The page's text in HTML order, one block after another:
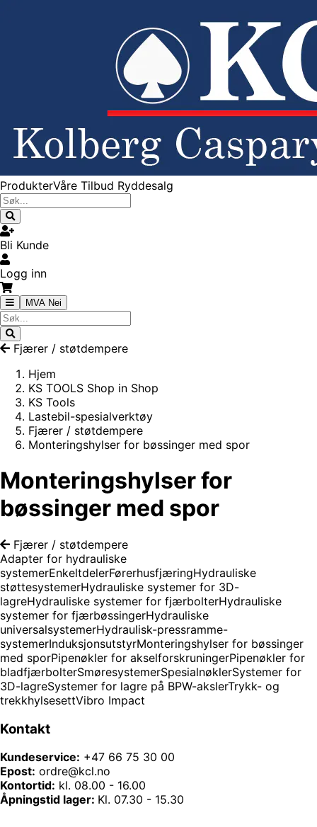
ProdukterVåre Tilbud Ryddesalg
Bli Kunde
Logg inn
MVA Nei
Fjærer / støtdempere
Hjem
KS TOOLS Shop in Shop
KS Tools
Lastebil-spesialverktøy
Fjærer / støtdempere
Monteringshylser for bøssinger med spor
Monteringshylser for
bøssinger med spor
Fjærer / støtdempere
Adapter for hydrauliske
systemerEnkeltdelerFørerhusfjæringHydrauliske
støttesystemerHydrauliske systemer for 3D-
lagreHydrauliske systemer for fjærbolterHydrauliske
systemer for fjærbøssingerHydrauliske
universalsystemerHydraulisk-pressramme-
systemerInduksjonsutstyrMonteringshylser for bøssinger
med sporPipenøkler for akselforskruningerPipenøkler for
bladfjærbolterSmøresystemerSpesialnøklerSystemer for
3D-lagreSystemer for lagre på BPW-akslerTrykk- og
trekkhylsesettVibro Impact
Kontakt
Kundeservice: +47 66 75 30 00
Epost: ordre@kcl.no
Kontortid: kl. 08.00 - 16.00
Åpningstid lager: Kl. 07.30 - 15.30